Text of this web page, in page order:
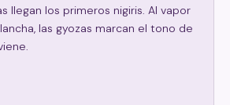
llegan los primeros nigiris. Al vapor
las gyozas marcan el tono de